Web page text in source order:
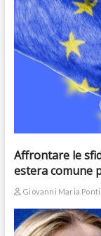
Affrontare le
estera comune
Giovanni Maria